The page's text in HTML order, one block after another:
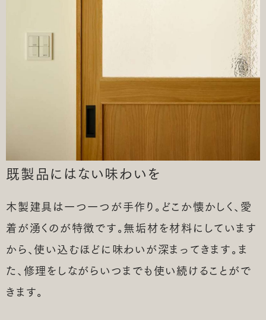
既製品にはない味わいを
木製建具は一つ一つが手作り。どこか懐かしく、愛
着が湧くのが特徴です。無垢材を材料にしています
から、使い込むほどに味わいが深まってきます。ま
た、修理をしながらいつまでも使い続けることがで
きます。